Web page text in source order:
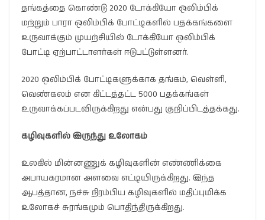
தங்கத்தை கொண்டு 2020 டோக்கியோ ஒலிம்பிக்
மற்றும் பாரா ஒலிம்பிக் போட்டிகளில் பதக்கங்களை
உருவாக்கும் முயற்சியில் டோக்கியோ ஒலிம்பிக்
போட்டி ஏற்பாட்டாளர்கள் ஈடுபட்டுள்ளனர்.
2020 ஒலிம்பிக் போட்டிகளுக்காக தங்கம், வெள்ளி,
வெண்கலம் என கிட்டத்தட்ட 5000 பதக்கங்கள்
உருவாக்கப்படவிருக்கிறது என்பது குறிப்பிடத்தக்கது.
கழிவுகளில் இருந்து உலோகம்
உலகில் மின்னணுக் கழிவுகளின் எண்ணிக்கை
அபாயகரமான அளவை எட்டியிருக்கிறது. இந்த
ஆபத்தான, நச்சு நிரம்பிய கழிவுகளில் மதிப்புமிக்க
உலோகச் சுரங்கமும் பொதிந்திருக்கிறது.